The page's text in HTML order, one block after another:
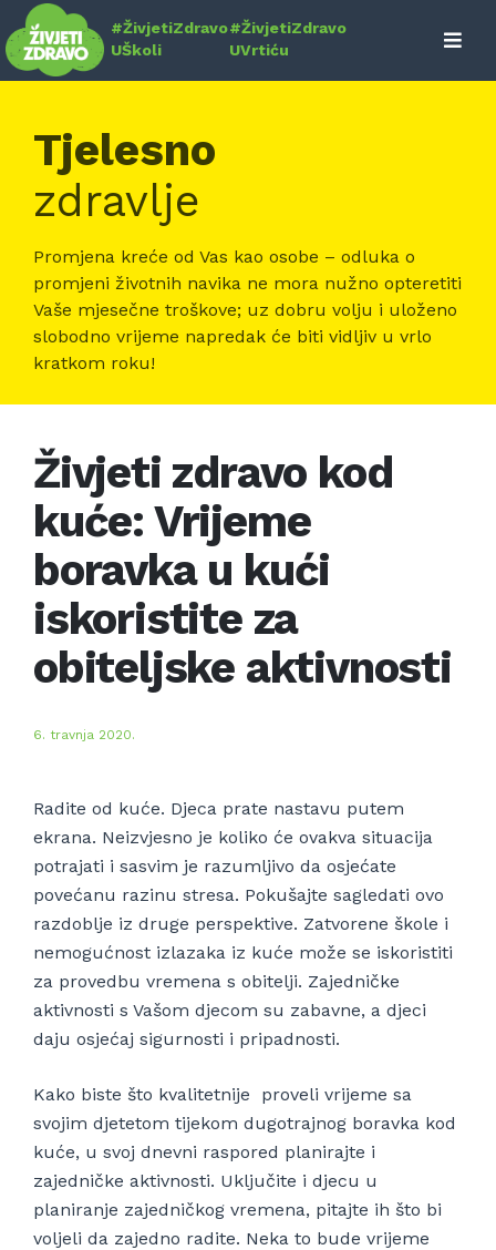
Skip
to
content
#ŽivjetiZdravo
UŠkoli
#ŽivjetiZdravo
UVrtiću
Tjelesno
zdravlje
Promjena kreće od Vas kao osobe – odluka o
promjeni životnih navika ne mora nužno opteretiti
Vaše mjesečne troškove; uz dobru volju i uloženo
slobodno vrijeme napredak će biti vidljiv u vrlo
kratkom roku!
Živjeti zdravo kod
kuće: Vrijeme
boravka u kući
iskoristite za
obiteljske aktivnosti
6. travnja 2020.
Radite od kuće. Djeca prate nastavu putem
ekrana. Neizvjesno je koliko će ovakva situacija
potrajati i sasvim je razumljivo da osjećate
povećanu razinu stresa. Pokušajte sagledati ovo
razdoblje iz druge perspektive. Zatvorene škole i
nemogućnost izlazaka iz kuće može se iskoristiti
za provedbu vremena s obitelji. Zajedničke
aktivnosti s Vašom djecom su zabavne, a djeci
daju osjećaj sigurnosti i pripadnosti.
Kako biste što kvalitetnije proveli vrijeme sa
svojim djetetom tijekom dugotrajnog boravka kod
kuće, u svoj dnevni raspored planirajte i
zajedničke aktivnosti. Uključite i djecu u
planiranje zajedničkog vremena, pitajte ih što bi
voljeli da zajedno radite. Neka to bude vrijeme